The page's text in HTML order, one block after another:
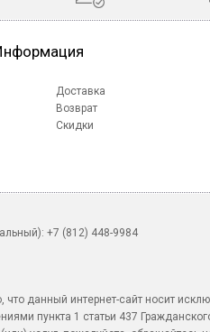
Доставка
Возврат
Скидки
+7 (812) 448-9984
данный интернет-сайт носит
пункта 1 статьи 437